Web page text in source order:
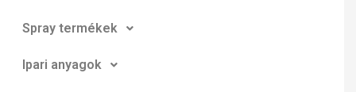
Spray termékek
Ipari anyagok